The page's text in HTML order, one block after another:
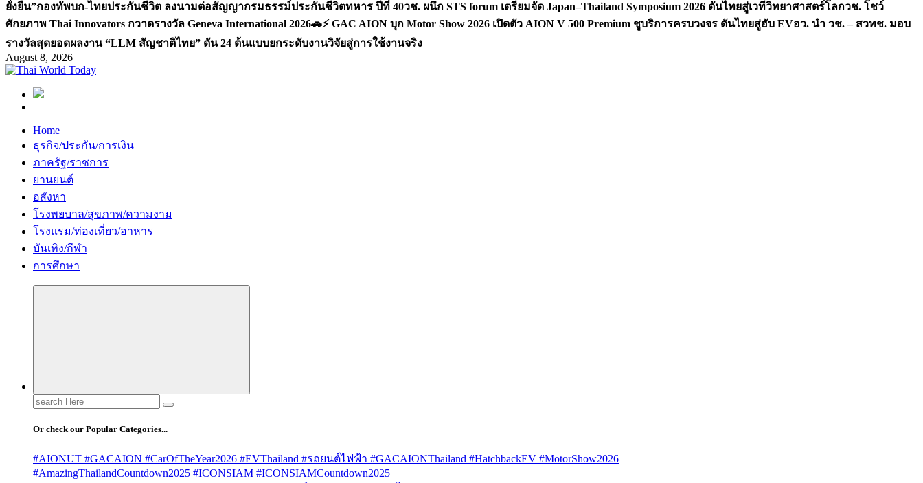
ยั่งยืน”กองทัพบก-ไทยประกันชีวิต ลงนามต่อสัญญากรมธรรม์ประกันชีวิตทหาร ปีที่ 40วช. ผนึก STS forum เตรียมจัด Japan–Thailand Symposium 2026 ดันไทยสู่เวทีวิทยาศาสตร์โลกวช. โชว์
ศักยภาพ Thai Innovators กวาดรางวัล Geneva International 2026🚗⚡️ GAC AION บุก Motor Show 2026 เปิดตัว AION V 500 Premium ชูบริการครบวงจร ดันไทยสู่ฮับ EVอว. นำ วช. – สวทช. มอบ
รางวัลสุดยอดผลงาน “LLM สัญชาติไทย” ดัน 24 ต้นแบบยกระดับงานวิจัยสู่การใช้งานจริง
August 8, 2026
Home
ธุรกิจ/ประกัน/การเงิน
ภาครัฐ/ราชการ
ยานยนต์
อสังหา
โรงพยบาล/สุขภาพ/ความงาม
โรงแรม/ท่องเที่ยว/อาหาร
บันเทิง/กีฬา
การศึกษา
Search
for:
Or check our Popular Categories...
#AIONUT #GACAION #CarOfTheYear2026 #EVThailand #รถยนต์ไฟฟ้า #GACAIONThailand #HatchbackEV #MotorShow2026
#AmazingThailandCountdown2025 #ICONSIAM #ICONSIAMCountdown2025